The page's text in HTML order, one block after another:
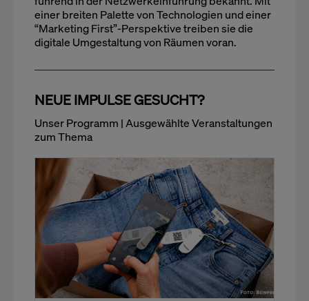
einer breiten Palette von Technologien und einer
“Marketing First”-Perspektive treiben sie die
digitale Umgestaltung von Räumen voran.
NEUE IMPULSE GESUCHT?
Unser Programm | Ausgewählte Veranstaltungen
zum Thema